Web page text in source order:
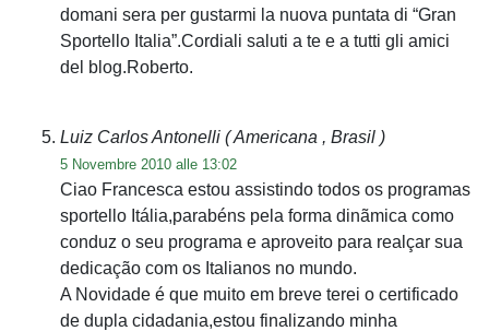
domani sera per gustarmi la nuova puntata di “Gran
Sportello Italia”.Cordiali saluti a te e a tutti gli amici
del blog.Roberto.
Luiz Carlos Antonelli ( Americana , Brasil )
5 Novembre 2010 alle 13:02
Ciao Francesca estou assistindo todos os programas
sportello Itália,parabéns pela forma dinãmica como
conduz o seu programa e aproveito para realçar sua
dedicação com os Italianos no mundo.
A Novidade é que muito em breve terei o certificado
de dupla cidadania,estou finalizando minha